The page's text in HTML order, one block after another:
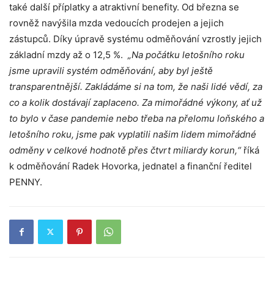
také další příplatky a atraktivní benefity. Od března se
rovněž navýšila mzda vedoucích prodejen a jejich
zástupců. Díky úpravě systému odměňování vzrostly jejich
základní mzdy až o 12,5 %. „Na počátku letošního roku
jsme upravili systém odměňování, aby byl ještě
transparentnější. Zakládáme si na tom, že naši lidé vědí, za
co a kolik dostávají zaplaceno. Za mimořádné výkony, ať už
to bylo v čase pandemie nebo třeba na přelomu loňského a
letošního roku, jsme pak vyplatili našim lidem mimořádné
odměny v celkové hodnotě přes čtvrt miliardy korun,“ říká
k odměňování Radek Hovorka, jednatel a finanční ředitel
PENNY.